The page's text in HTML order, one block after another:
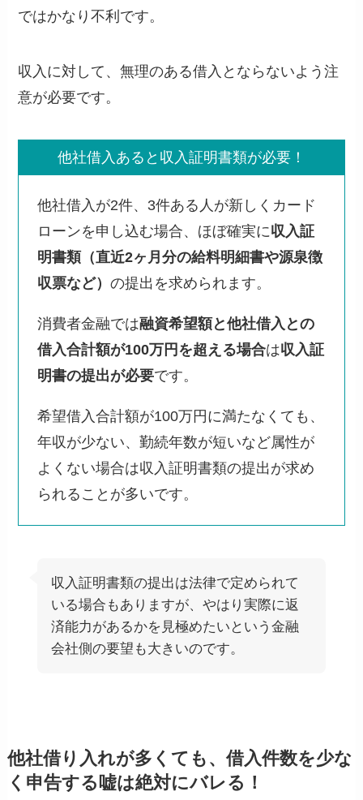
ではかなり不利です。
収入に対して、無理のある借入とならないよう注
意が必要です。
他社借入あると収入証明書類が必要！
他社借入が2件、3件ある人が新しくカード
ローンを申し込む場合、ほぼ確実に収入証
明書類（直近2ヶ月分の給料明細書や源泉徴
収票など） の提出を求められます。
消費者金融では融資希望額と他社借入との
借入合計額が100万円を超える場合は収入証
明書の提出が必要です。
希望借入合計額が100万円に満たなくても、
年収が少ない、勤続年数が短いなど属性が
よくない場合は収入証明書類の提出が求め
られることが多いです。
収入証明書類の提出は法律で定められて
いる場合もありますが、やはり実際に返
済能力があるかを見極めたいという金融
会社側の要望も大きいのです。
他社借り入れが多くても、借入件数を少な
く申告する嘘は絶対にバレる！